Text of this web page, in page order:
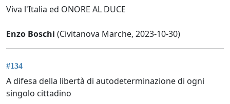
Viva l'Italia ed ONORE AL DUCE
Enzo Boschi (Civitanova Marche, 2023-10-30)
#134
A difesa della libertà di autodeterminazione di ogni
singolo cittadino